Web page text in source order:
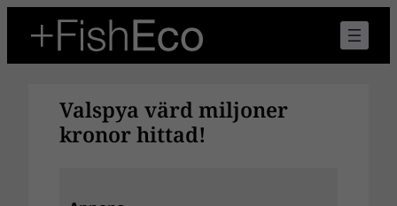
innehåll
Valspya värd miljoner
kronor hittad!